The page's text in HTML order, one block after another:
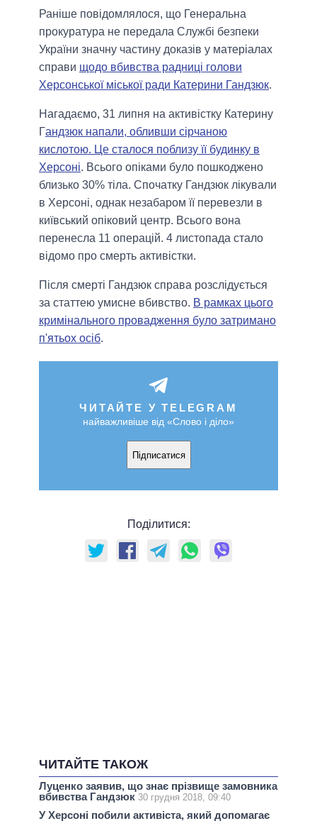
Раніше повідомлялося, що Генеральна
прокуратура не передала Службі безпеки
України значну частину доказів у матеріалах
справи щодо вбивства радниці голови
Херсонської міської ради Катерини Гандзюк.
Нагадаємо, 31 липня на активістку Катерину
Гандзюк напали, обливши сірчаною
кислотою. Це сталося поблизу її будинку в
Херсоні. Всього опіками було пошкоджено
близько 30% тіла. Спочатку Гандзюк лікували
в Херсоні, однак незабаром її перевезли в
київський опіковий центр. Всього вона
перенесла 11 операцій. 4 листопада стало
відомо про смерть активістки.
Після смерті Гандзюк справа розслідується
за статтею умисне вбивство. В рамках цього
кримінального провадження було затримано
п'ятьох осіб.
ЧИТАЙТЕ У TELEGRAM
найважливіше від «Слово і діло»
Підписатися
Поділитися:
ЧИТАЙТЕ ТАКОЖ
Луценко заявив, що знає прізвище замовника
вбивства Гандзюк 30 грудня 2018, 09:40
У Херсоні побили активіста, який допомагає